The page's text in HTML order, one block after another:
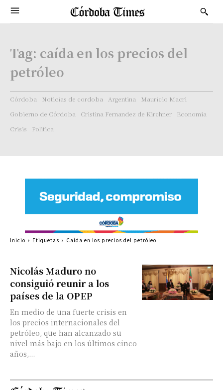
Tag: caída en los precios del
petróleo
Córdoba Noticias de cordoba Argentina
Mauricio Macri
Gobierno de Córdoba
Cristina Fernandez de Kirchner
Economía
Crisis
Politica
Nicolás Maduro no
consiguió reunir a los
países de la OPEP
En medio de una fuerte crisis en
los precios internacionales del
petróleo, que han alcanzado su
nivel más bajo en los últimos cinco
años,...
Inicio Etiquetas Caída en los precios del petróleo